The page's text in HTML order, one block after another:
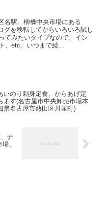
名駅、柳橋中央市場にある
グを移転してからいろいろ試し
てみたいタイプなので、イン
、etc。いつまで続...
いのり刺身定食、からあげ定
ます(名古屋市中央卸売市場本
県名古屋市熱田区川並町)
ナ
、